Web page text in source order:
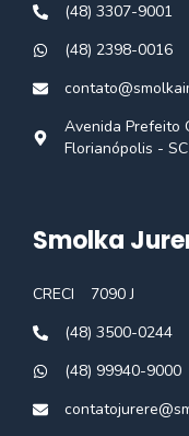
(48) 3307-9001
(48) 2398-0016
Avenida Prefeito
Florianópolis -
Smolka
CRECI
7090 J
(48) 3500-0244
(48) 99940-9000